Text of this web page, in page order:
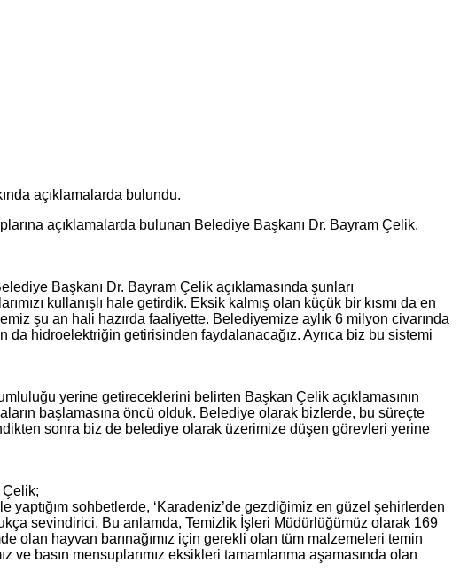
açıklamalarda bulundu.
açıklamalarda bulunan Belediye Başkanı Dr. Bayram Çelik,
Başkanı Dr. Bayram Çelik açıklamasında şunları
kullanışlı hale getirdik. Eksik kalmış olan küçük bir kısmı da en
şu an hali hazırda faaliyette. Belediyemize aylık 6 milyon civarında
hidroelektriğin getirisinden faydalanacağız. Ayrıca biz bu sistemi
yerine getireceklerini belirten Başkan Çelik açıklamasının
başlamasına öncü olduk. Belediye olarak bizlerde, bu süreçte
sonra biz de belediye olarak üzerimize düşen görevleri yerine
Çelik;
sohbetlerde, ‘Karadeniz’de gezdiğimiz en güzel şehirlerden
sevindirici. Bu anlamda, Temizlik İşleri Müdürlüğümüz olarak 169
olan hayvan barınağımız için gerekli olan tüm malzemeleri temin
basın mensuplarımız eksikleri tamamlanma aşamasında olan